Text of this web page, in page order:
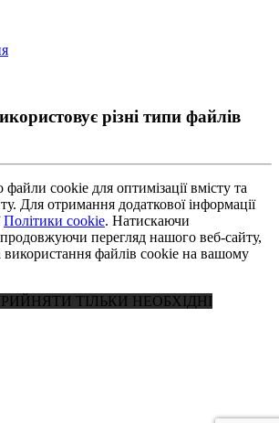
різні типи файлів
cookie для оптимізації вмісту та
Для отримання додаткової інформації
Політики cookie. Натискаючи
перегляд нашого веб-сайту,
використання файлів cookie на вашому
ТІЛЬКИ НЕОБХІДНІ